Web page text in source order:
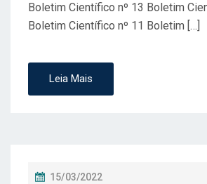
Boletim Científico nº 13 Boletim
Boletim Científico nº 11 Boletim […]
Leia Mais
P
15/03/2022